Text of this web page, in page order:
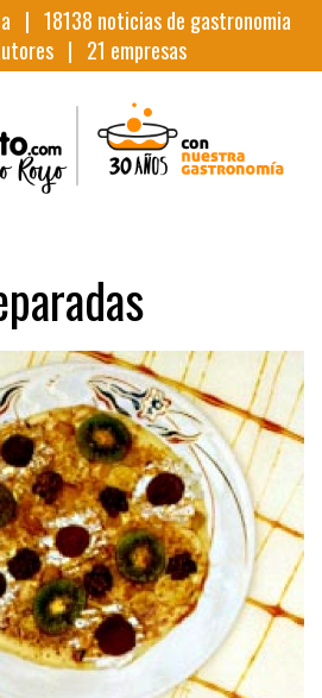
| 18138 noticias de gastronomia
| 21 empresas